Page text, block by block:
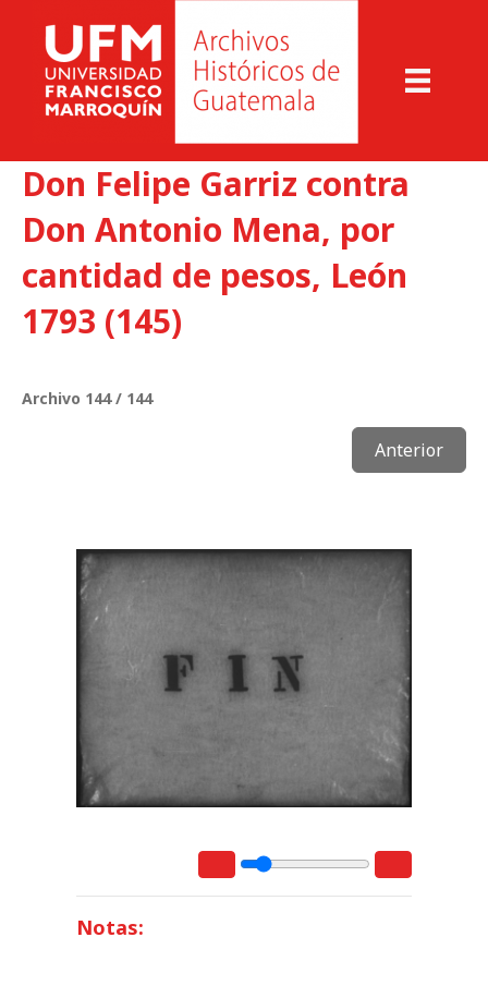
Don Felipe Garriz contra
Don Antonio Mena, por
cantidad de pesos, León
1793 (145)
Archivo 144 / 144
Anterior
Notas: